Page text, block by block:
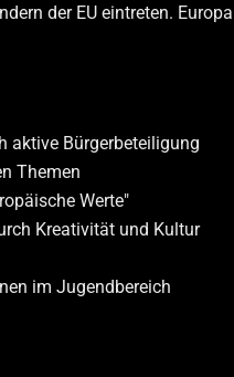
der EU eintreten.
aktive Bürgerbeteiligung
Themen
Werte"
Kreativität und Kultur
im Jugendbereich